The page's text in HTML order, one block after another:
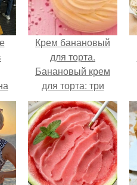
Крем банановый
для торта.
Банановый крем
для торта: три
рецепта как
приготовить.